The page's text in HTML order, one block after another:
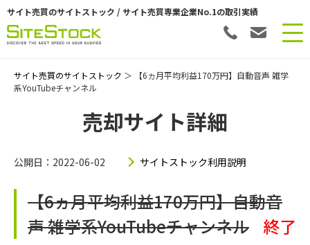
サイト売買のサイトストック / サイト売買専業企業No.1の取引実績
サイト売買のサイトストック ＞ 【6ヵ月平均利益170万円】自動音声 雑学
系YouTubeチャンネル
売却サイト詳細
公開日：2022-06-02 サイトストック利用説明
【6ヵ月平均利益170万円】自動音
声 雑学系YouTubeチャンネル 終了